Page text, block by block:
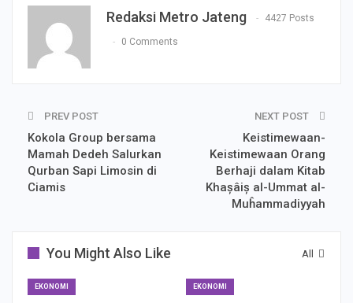
Redaksi Metro Jateng 4427 Posts
0 Comments
PREV POST
Kokola Group bersama
Mamah Dedeh Salurkan
Qurban Sapi Limosin di
Ciamis
NEXT POST
Keistimewaan-
Keistimewaan Orang
Berhaji dalam Kitab
Khașâiș al-Ummat al-
Muĥammadiyyah
All
You Might Also Like
EKONOMI EKONOMI